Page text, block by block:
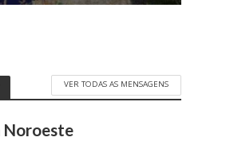
VER TODAS AS MENSAGENS
Noroeste